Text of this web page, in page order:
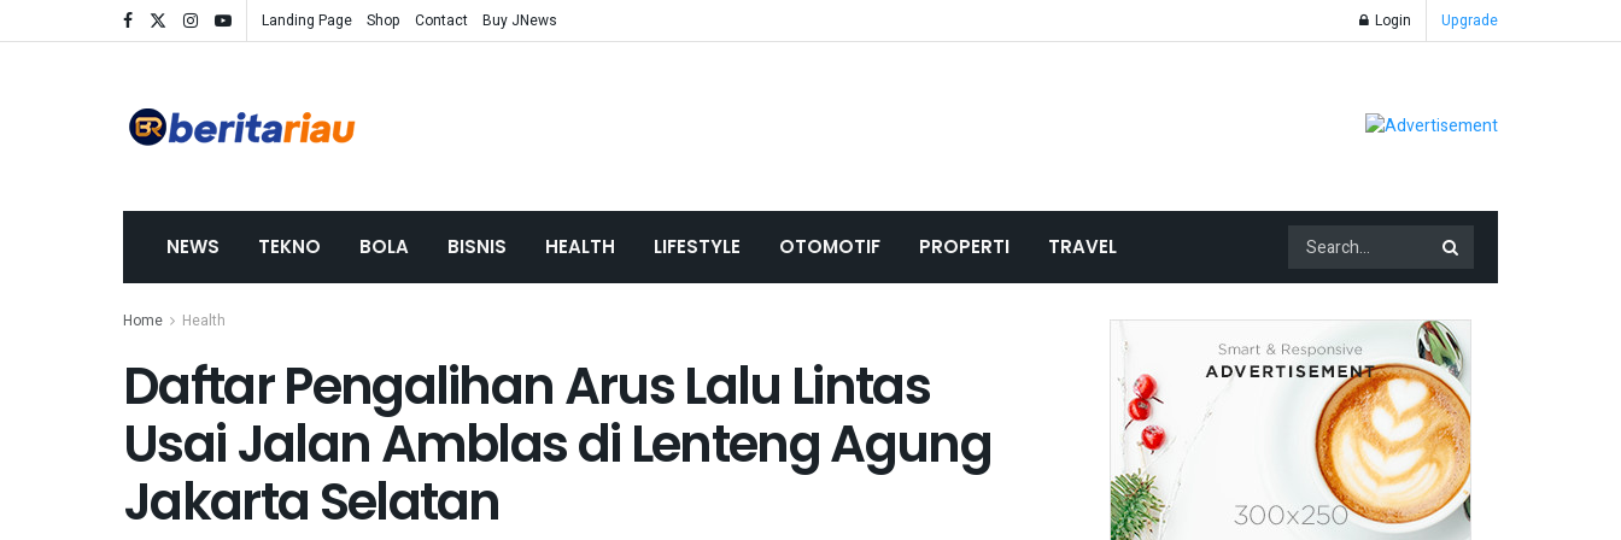
Landing Page Shop Contact Buy JNews Login Upgrade
NEWS TEKNO BOLA BISNIS HEALTH LIFESTYLE OTOMOTIF PROPERTI TRAVEL
Home Health
Daftar Pengalihan Arus Lalu Lintas
Usai Jalan Amblas di Lenteng Agung
Jakarta Selatan